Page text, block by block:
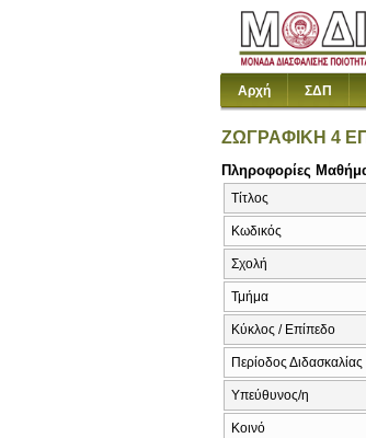
Αρχή ΣΔΠ
ΖΩΓΡΑΦΙΚΗ 4
Πληροφορίες
Τίτλος
Κωδικός
Σχολή
Τμήμα
Κύκλος / Επίπεδο
Περίοδος Διδασκαλίας
Υπεύθυνος/η
Κοινό